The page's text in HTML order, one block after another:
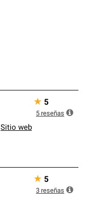
Sitio web
★ 5
5 reseñas
★ 5
3 reseñas